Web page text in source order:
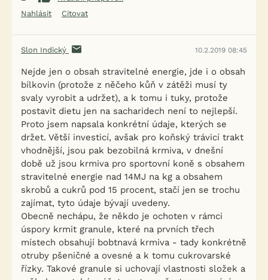
Nahlásit
Citovat
Slon Indický 10.2.2019 08:45
Nejde jen o obsah stravitelné energie, jde i o obsah
bílkovin (protože z něčeho kůň v zátěži musí ty
svaly vyrobit a udržet), a k tomu i tuky, protože
postavit dietu jen na sacharidech není to nejlepší.
Proto jsem napsala konkrétní údaje, kterých se
držet. Větší investicí, avšak pro koňský trávicí trakt
vhodnější, jsou pak bezobilná krmiva, v dnešní
době už jsou krmiva pro sportovní koně s obsahem
stravitelné energie nad 14MJ na kg a obsahem
skrobů a cukrů pod 15 procent, stačí jen se trochu
zajímat, tyto údaje bývají uvedeny.
Obecně nechápu, že někdo je ochoten v rámci
úspory krmit granule, které na prvních třech
místech obsahují bobtnavá krmiva - tady konkrétně
otruby pšeničné a ovesné a k tomu cukrovarské
řízky. Takové granule si uchovají vlastnosti složek a